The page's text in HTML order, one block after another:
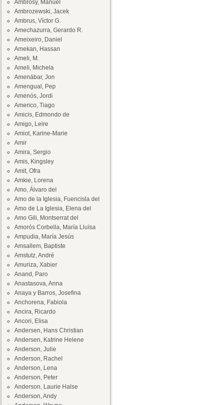
Ambrosy, Manuel
Ambrozewski, Jacek
Ambrus, Víctor G.
Amechazurra, Gerardo R.
Ameixeiro, Daniel
Amekan, Hassan
Ameli, M.
Ameli, Michela
Amenábar, Jon
Amengual, Pep
Amenós, Jordi
Americo, Tiago
Amicis, Edmondo de
Amigo, Leire
Amiot, Karine-Marie
Amir
Amira, Sergio
Amis, Kingsley
Amit, Ofra
Amkie, Lorena
Amo, Álvaro del
Amo de la Iglesia, Fuencisla del
Amo de La Iglesia, Elena del
Amo Gili, Montserrat del
Amorós Corbella, María Lluïsa
Ampudia, María Jesús
Amsallem, Baptiste
Amstutz, André
Amuriza, Xabier
Anand, Paro
Anastasova, Anna
Anaya y Barros, Josefina
Anchorena, Fabiola
Ancira, Ricardo
Ancori, Elisa
Andersen, Hans Christian
Andersen, Katrine Helene
Anderson, Julie
Anderson, Rachel
Anderson, Lena
Anderson, Peter
Anderson, Laurie Halse
Anderson, Andy